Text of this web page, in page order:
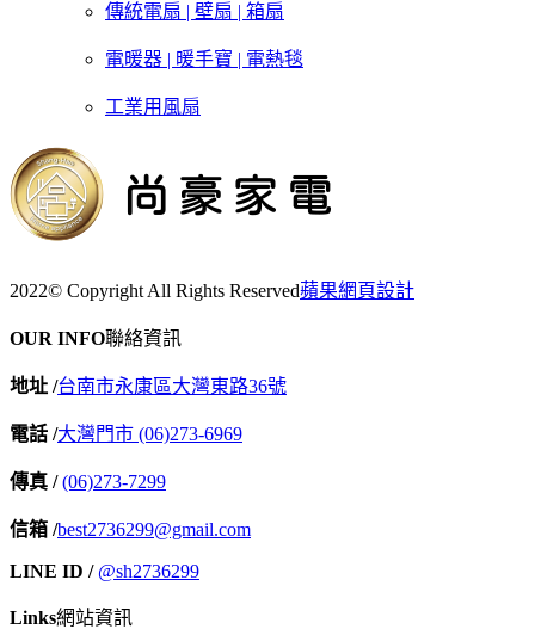
傳統電扇 | 壁扇 | 箱扇
電暖器 | 暖手寶 | 電熱毯
工業用風扇
2022© Copyright All Rights Reserved蘋果網頁設計
OUR INFO聯絡資訊
地址 /台南市永康區大灣東路36號
電話 /大灣門市 (06)273-6969
傳真 /(06)273-7299
信箱 /best2736299@gmail.com
LINE ID / @sh2736299
Links網站資訊